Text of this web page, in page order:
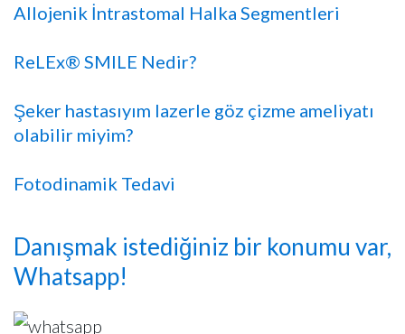
Allojenik İntrastomal Halka Segmentleri
ReLEx® SMILE Nedir?
Şeker hastasıyım lazerle göz çizme ameliyatı
olabilir miyim?
Fotodinamik Tedavi
Danışmak istediğiniz bir konumu var,
Whatsapp!